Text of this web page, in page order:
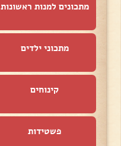
מתכונים למנות ראשונות
מתכוני ילדים
קינוחים
פשטידות